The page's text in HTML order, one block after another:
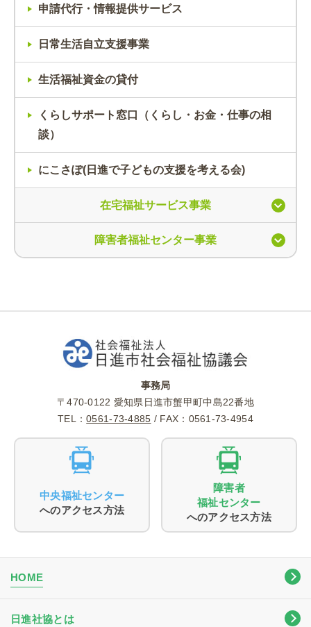
申請代行・情報提供サービス
日常生活自立支援事業
生活福祉資金の貸付
くらしサポート窓口（くらし・お金・仕事の相
談）
にこさぽ(日進で子どもの支援を考える会)
在宅福祉サービス事業
障害者福祉センター事業
事務局
〒470-0122 愛知県日進市蟹甲町中島22番地
TEL：0561-73-4885 / FAX：0561-73-4954
中央福祉センター
へのアクセス方法
障害者
福祉センター
へのアクセス方法
HOME
日進社協とは